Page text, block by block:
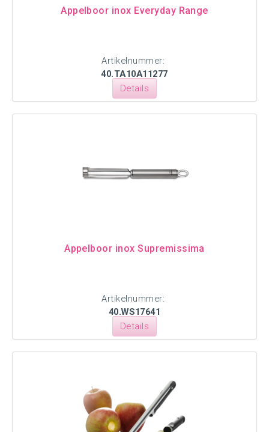
Appelboor inox Everyday Range
Artikelnummer:
40.TA10A11277
Details
Appelboor inox Supremissima
Artikelnummer:
40.WS17641
Details